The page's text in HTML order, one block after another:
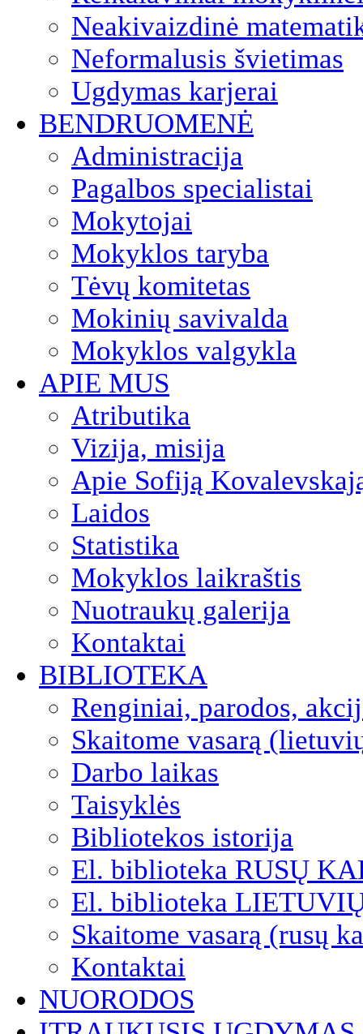
Neakivaizdinė
Neformalusis švietimas
Ugdymas karjerai
BENDRUOMENĖ
Administracija
Pagalbos specialistai
Mokytojai
Mokyklos taryba
Tėvų komitetas
Mokinių savivalda
Mokyklos valgykla
APIE MUS
Atributika
Vizija, misija
Apie Sofiją
Laidos
Statistika
Mokyklos laikraštis
Nuotraukų galerija
Kontaktai
BIBLIOTEKA
Renginiai, parodos,
Skaitome vasarą
Darbo laikas
Taisyklės
Bibliotekos istorija
El. biblioteka RUSŲ
El. biblioteka
Skaitome vasarą (rusų
Kontaktai
NUORODOS